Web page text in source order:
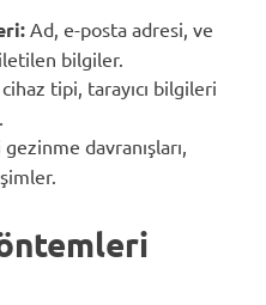
Ad, e-posta adresi, ve
bilgiler.
tipi, tarayıcı bilgileri
davranışları,